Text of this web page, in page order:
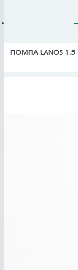
ПОМПА LANOS 1.5